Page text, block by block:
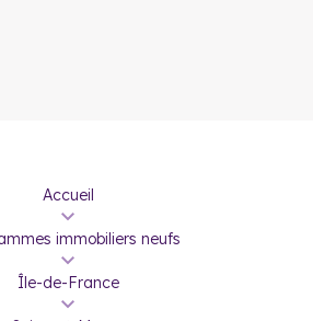
Accueil
immobiliers neufs
Île-de-France